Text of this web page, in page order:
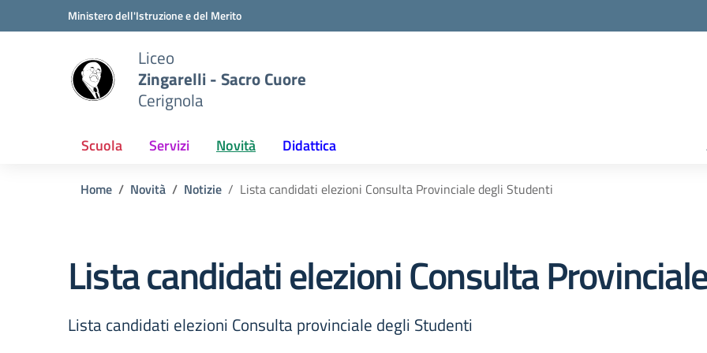
Vai ai contenuti
Vai al menu di navigazioneMinistero dell'Istruzione e del Merito
Liceo
Zingarelli - Sacro Cuore
Cerignola
Scuola Servizi Novità Didattica
Home Novità Notizie Lista candidati elezioni Consulta Provinciale degli Studenti
Lista candidati elezioni Consulta
Lista candidati elezioni Consulta provinciale degli Studenti